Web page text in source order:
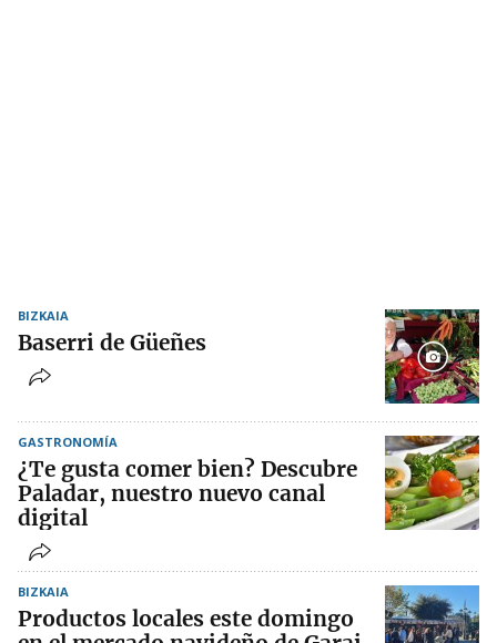
BIZKAIA
Baserri de Güeñes
GASTRONOMÍA
¿Te gusta comer bien? Descubre
Paladar, nuestro nuevo canal
digital
BIZKAIA
Productos locales este domingo